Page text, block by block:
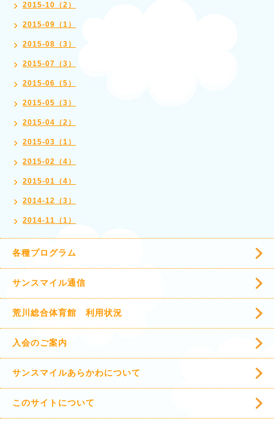
2015-10（2）
2015-09（1）
2015-08（3）
2015-07（3）
2015-06（5）
2015-05（3）
2015-04（2）
2015-03（1）
2015-02（4）
2015-01（4）
2014-12（3）
2014-11（1）
各種プログラム
サンスマイル通信
荒川総合体育館 利用状況
入会のご案内
サンスマイルあらかわについて
このサイトについて